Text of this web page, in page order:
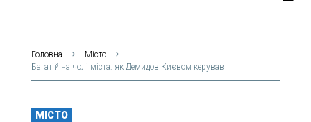
Головна
Місто
Багатій на чолі міста: як Демидов Києвом керував
МІСТО